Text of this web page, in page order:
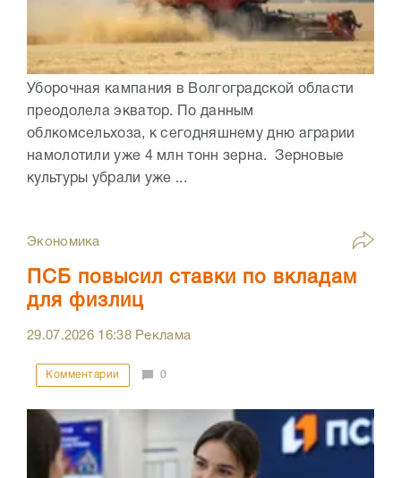
Уборочная кампания в Волгоградской области
преодолела экватор. По данным
облкомсельхоза, к сегодняшнему дню аграрии
намолотили уже 4 млн тонн зерна. Зерновые
культуры убрали уже ...
Экономика
ПСБ повысил ставки по вкладам
для физлиц
29.07.2026 16:38Реклама
Комментарии 0